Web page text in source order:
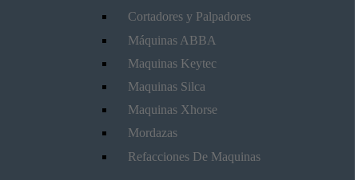
Cortadores y Palpadores
Máquinas ABBA
Maquinas Keytec
Maquinas Silca
Maquinas Xhorse
Mordazas
Refacciones De Maquinas